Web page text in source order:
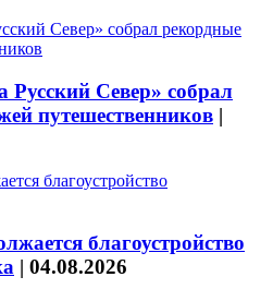
Русский Север» собрал
путешественников |
благоустройство
| 04.08.2026